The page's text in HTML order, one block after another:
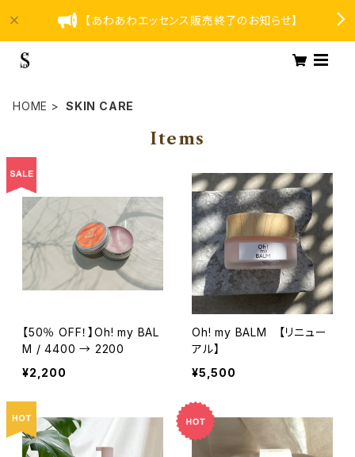
【あわあわエッセンス販売終了のお知らせ】
HOME SKIN CARE
Items
【50％ OFF！】Oh! my BAL
M / 4400 → 2200
¥2,200
Oh! my BALM 【リニュー
アル】
¥5,500